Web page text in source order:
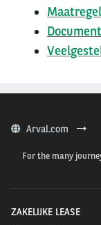
Arval.com
For the many
ZAKELIJKE LEASE